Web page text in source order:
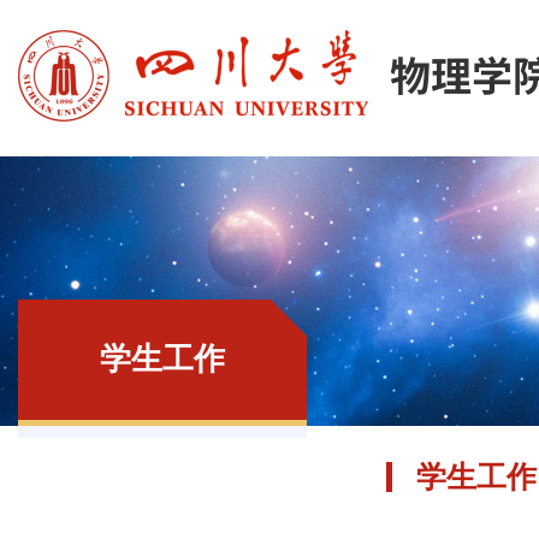
学生工作
学生工作